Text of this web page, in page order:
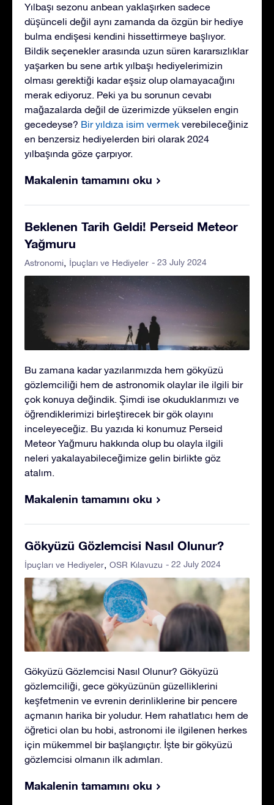
Yılbaşı sezonu anbean yaklaşırken sadece
düşünceli değil aynı zamanda da özgün bir hediye
bulma endişesi kendini hissettirmeye başlıyor.
Bildik seçenekler arasında uzun süren kararsızlıklar
yaşarken bu sene artık yılbaşı hediyelerimizin
olması gerektiği kadar eşsiz olup olamayacağını
merak ediyoruz. Peki ya bu sorunun cevabı
mağazalarda değil de üzerimizde yükselen engin
gecedeyse? Bir yıldıza isim vermek verebileceğiniz
en benzersiz hediyelerden biri olarak 2024
yılbaşında göze çarpıyor.
Makalenin tamamını oku
Beklenen Tarih Geldi! Perseid Meteor
Yağmuru
Astronomi İpuçları ve Hediyeler - 23 July 2024
Bu zamana kadar yazılarımızda hem gökyüzü
gözlemciliği hem de astronomik olaylar ile ilgili bir
çok konuya değindik. Şimdi ise okuduklarımızı ve
öğrendiklerimizi birleştirecek bir gök olayını
inceleyeceğiz. Bu yazıda ki konumuz Perseid
Meteor Yağmuru hakkında olup bu olayla ilgili
neleri yakalayabileceğimize gelin birlikte göz
atalım.
Makalenin tamamını oku
Gökyüzü Gözlemcisi Nasıl Olunur?
İpuçları ve Hediyeler OSR Kılavuzu - 22 July 2024
Gökyüzü Gözlemcisi Nasıl Olunur? Gökyüzü
gözlemciliği, gece gökyüzünün güzelliklerini
keşfetmenin ve evrenin derinliklerine bir pencere
açmanın harika bir yoludur. Hem rahatlatıcı hem de
öğretici olan bu hobi, astronomi ile ilgilenen herkes
için mükemmel bir başlangıçtır. İşte bir gökyüzü
gözlemcisi olmanın ilk adımları.
Makalenin tamamını oku